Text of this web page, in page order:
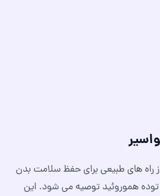
راه های طبیعی برای حفظ سلامت بدن
توده هموروئید توصیه می شود. این